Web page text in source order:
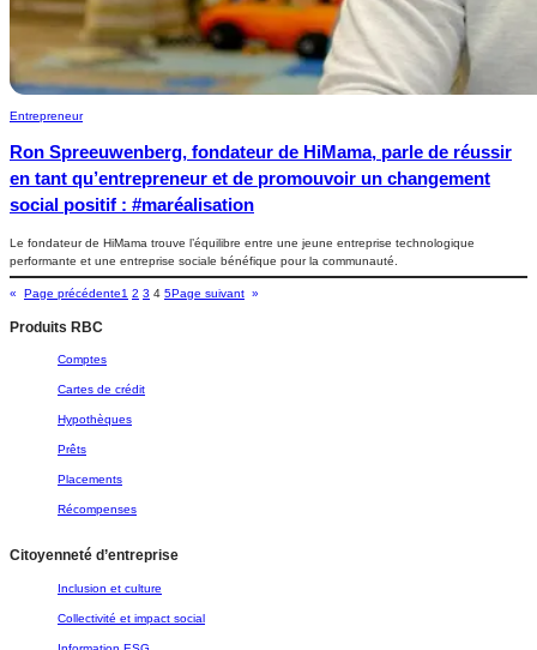
Entrepreneur
Ron Spreeuwenberg, fondateur de HiMama, parle de réussir
en tant qu’entrepreneur et de promouvoir un changement
social positif : #maréalisation
Le fondateur de HiMama trouve l’équilibre entre une jeune entreprise technologique
performante et une entreprise sociale bénéfique pour la communauté.
« Page précédente1 2 3 4 5Page suivant »
Produits RBC
Comptes
Cartes de crédit
Hypothèques
Prêts
Placements
Récompenses
Citoyenneté d’entreprise
Inclusion et culture
Collectivité et impact social